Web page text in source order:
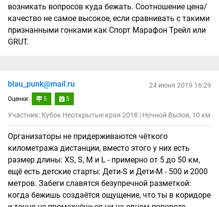
возникать вопросов куда бежать. Соотношение цена/
качество не самое высокое, если сравнивать с такими
признанными гонками как Спорт Марафон Трейл или
GRUT.
blau_punk@mail.ru
Оценки: 5 5
24 июня 2019 16:29
Участник: Кубок Неоткрытые края 2018 | Ночной Вызов, 10 км
Организаторы не придерживаются чёткого
километража дистанции, вместо этого у них есть
размер длины: XS, S, M и L - примерно от 5 до 50 км,
ещё есть детские старты: Дети-S и Дети-M - 500 и 2000
метров. Забеги славятся безупречной разметкой:
когда бежишь создаётся ощущение, что ты в коридоре